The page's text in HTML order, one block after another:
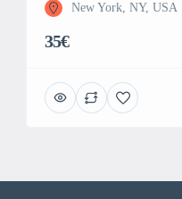
New York, NY, USA
35€